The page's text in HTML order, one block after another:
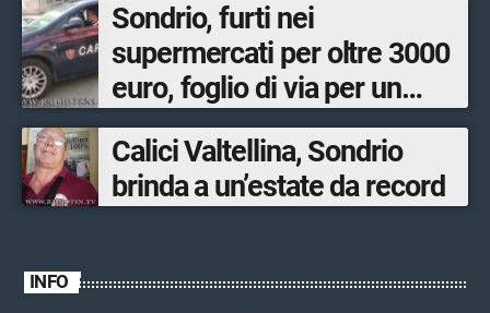
Sondrio, furti nei
supermercati per oltre 3000
euro, foglio di via per un
ventinovenne
Calici Valtellina, Sondrio
brinda a un’estate da record
INFO